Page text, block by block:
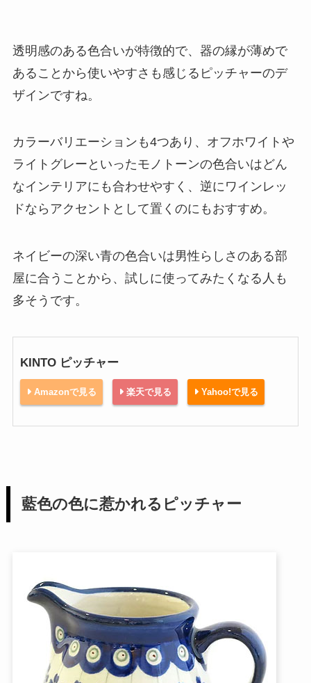
透明感のある色合いが特徴的で、器の縁が薄めで
あることから使いやすさも感じるピッチャーのデ
ザインですね。
カラーバリエーションも4つあり、オフホワイトや
ライトグレーといったモノトーンの色合いはどん
なインテリアにも合わせやすく、逆にワインレッ
ドならアクセントとして置くのにもおすすめ。
ネイビーの深い青の色合いは男性らしさのある部
屋に合うことから、試しに使ってみたくなる人も
多そうです。
KINTO ピッチャー
Amazonで見る 楽天で見る Yahoo!で見る
藍色の色に惹かれるピッチャー